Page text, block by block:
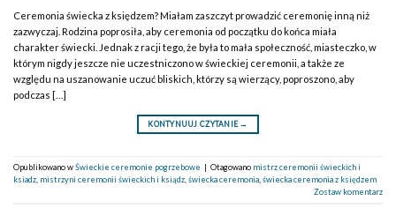
Ceremonia świecka z księdzem? Miałam zaszczyt prowadzić ceremonię inną niż
zazwyczaj. Rodzina poprosiła, aby ceremonia od początku do końca miała
charakter świecki. Jednak z racji tego, że była to mała społeczność, miasteczko, w
którym nigdy jeszcze nie uczestniczono w świeckiej ceremonii, a także ze
względu na uszanowanie uczuć bliskich, którzy są wierzący, poproszono, aby
podczas […]
KONTYNUUJ CZYTANIE →
Opublikowano wŚwieckie ceremonie pogrzebowe | Otagowano mistrz ceremonii świeckich i
ksiadz mistrzyni ceremonii świeckich i ksiądz świecka ceremonia świecka ceremonia z księdzem
Zostaw komentarz